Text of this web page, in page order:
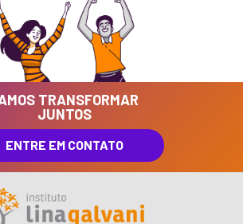
TRANSFORMAR
JUNTOS
ENTRE EM CONTATO